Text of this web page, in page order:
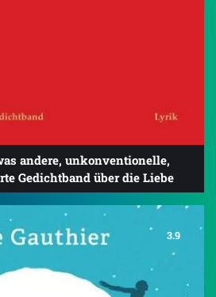
andere, unkonventionelle,
Gedichtband über die Liebe
3.9